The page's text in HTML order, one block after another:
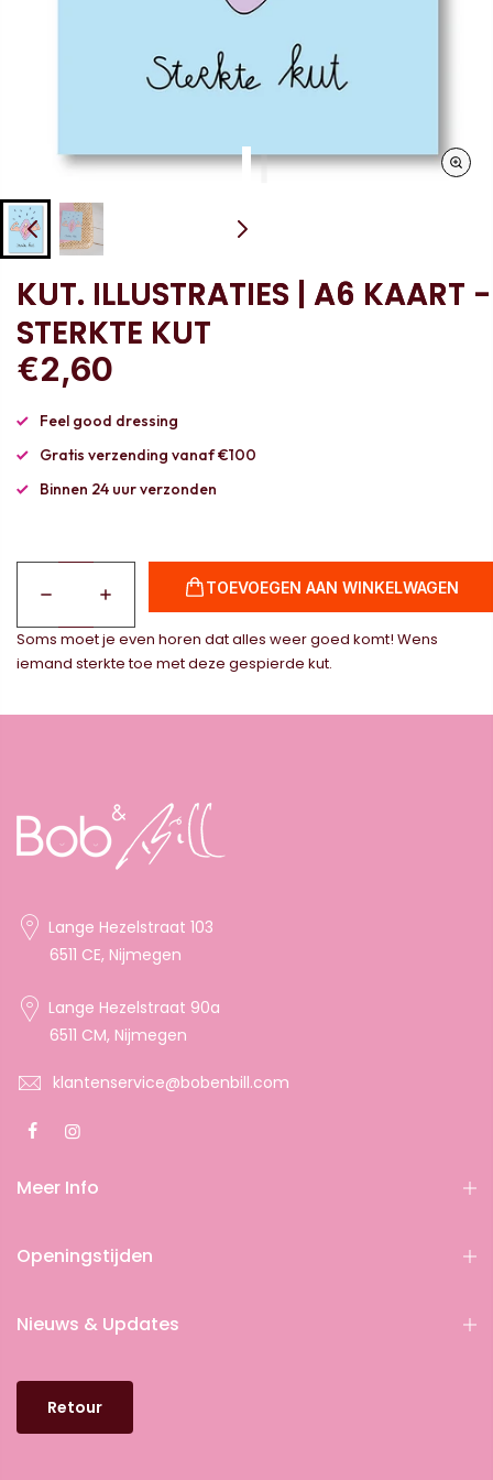
KUT. ILLUSTRATIES | A6 KAART -
STERKTE KUT
€2,60
Feel good dressing
Gratis verzending vanaf €100
Binnen 24 uur verzonden
TOEVOEGEN AAN WINKELWAGEN
Soms moet je even horen dat alles weer goed komt! Wens
iemand sterkte toe met deze gespierde kut.
Lange Hezelstraat 103
6511 CE, Nijmegen
Lange Hezelstraat 90a
6511 CM, Nijmegen
klantenservice@bobenbill.com
Meer Info
Openingstijden
Nieuws & Updates
Retour